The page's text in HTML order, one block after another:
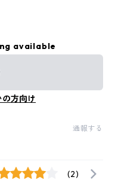
available
方向け
通報する
(2)